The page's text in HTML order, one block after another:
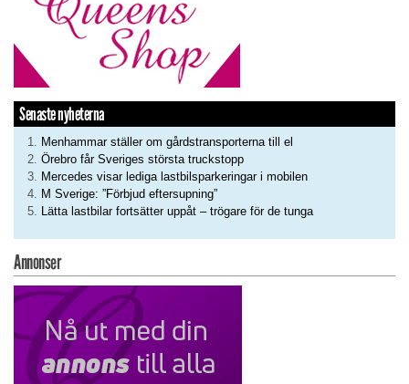
Senaste nyheterna
Menhammar ställer om gårdstransporterna till el
Örebro får Sveriges största truckstopp
Mercedes visar lediga lastbilsparkeringar i mobilen
M Sverige: ”Förbjud eftersupning”
Lätta lastbilar fortsätter uppåt – trögare för de tunga
Annonser